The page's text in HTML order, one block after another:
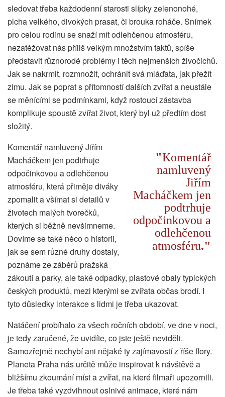
sledovat třeba každodenní starosti slípky zelenonohé,
plcha velkého, divokých prasat, či brouka roháče. Snímek
pro celou rodinu se snaží mít odlehčenou atmosféru,
nezatěžovat nás příliš velkým množstvím faktů, spíše
představit různorodé problémy i těch nejmenších živočichů.
Jak se nakrmit, rozmnožit, ochránit svá mláďata, jak přežít
zimu. Jak se poprat s přítomností dalších zvířat a neustále
se měnícími se podmínkami, když rostoucí zástavba
komplikuje spoustě zvířat život, který byl už předtím dost
složitý.
Komentář
namluvený
Jiřím
Macháčkem jen
podtrhuje
odpočinkovou a
odlehčenou
atmosféru.
Komentář namluvený Jiřím
Macháčkem jen podtrhuje
odpočinkovou a odlehčenou
atmosféru, která přiměje diváky
zpomalit a všímat si detailů v
životech malých tvorečků,
kterých si běžně nevšimneme.
Dovíme se také něco o historii,
jak se sem různé druhy dostaly,
poznáme ze záběrů pražská
zákoutí a parky, ale také odpadky, plastové obaly typických
českých produktů, mezi kterými se zvířata občas brodí. I
tyto důsledky interakce s lidmi je třeba ukazovat.
Natáčení probíhalo za všech ročních období, ve dne v noci,
je tedy zaručené, že uvidíte, co jste ještě neviděli.
Samozřejmě nechybí ani nějaké ty zajímavostí z říše flory.
Planeta Praha nás určitě může inspirovat k návštěvě a
bližšímu zkoumání míst a zvířat, na které filmaři upozornili.
Je třeba také vyzdvihnout oslnivé animace, které nám